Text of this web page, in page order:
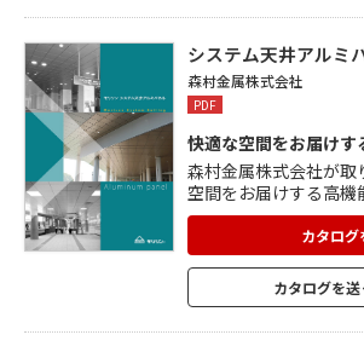
生し、漏水問題が深刻
や地下駅には最適です。
システム天井アルミ
森村金属株式会社
PDF
快適な空間をお届けす
森村金属株式会社が取
空間をお届けする高
テム天井アルミパネル」を
対応システム「UB
2Gをクリア。 大きな
法=パネルワンタッチ
り吊りボルトを下げ、
カタログ
カタログを送